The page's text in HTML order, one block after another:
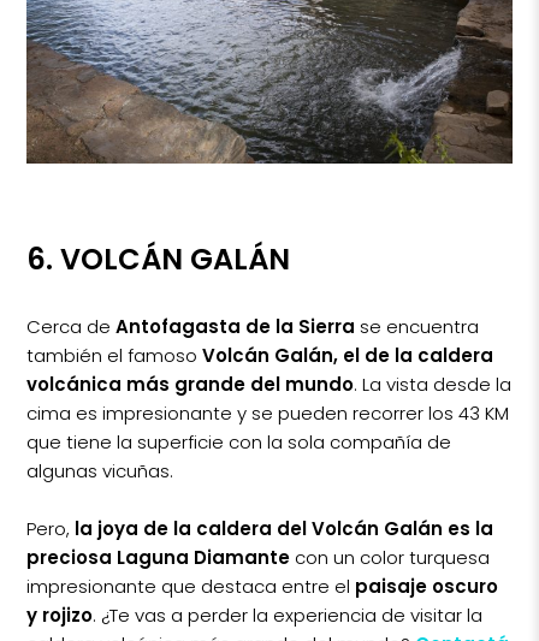
6. VOLCÁN GALÁN
Cerca deAntofagasta de la Sierra se encuentra
también el famosoVolcán Galán, el de la caldera
volcánica más grande del mundo. La vista desde la
cima es impresionante y se pueden recorrer los 43 KM
que tiene la superficie con la sola compañía de
algunas vicuñas.
Pero, la joya de la caldera del Volcán Galán es la
preciosa Laguna Diamante con un color turquesa
impresionante que destaca entre el paisaje oscuro
y rojizo. ¿Te vas a perder la experiencia de visitar la